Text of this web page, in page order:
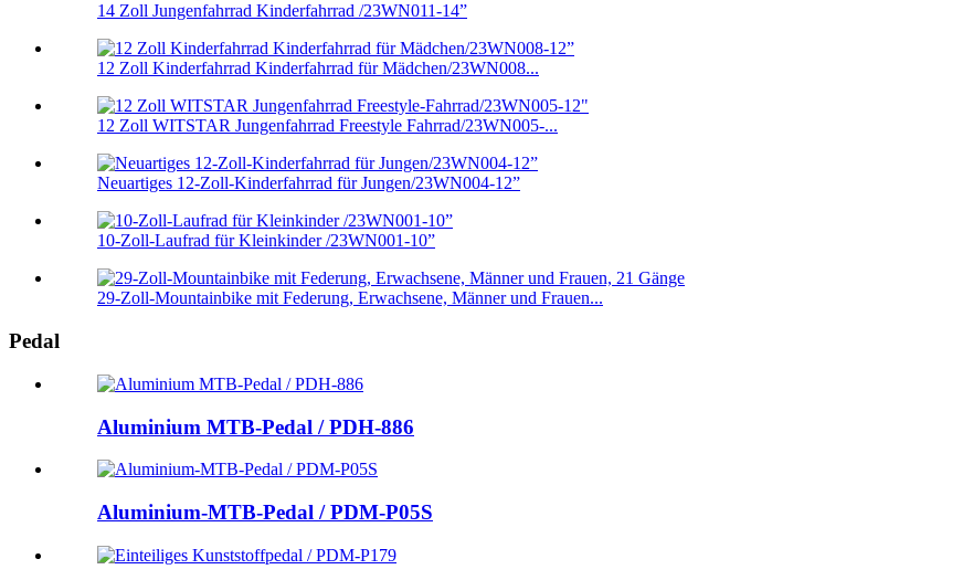
14 Zoll Jungenfahrrad Kinderfahrrad /23WN011-14”
12 Zoll Kinderfahrrad Kinderfahrrad für Mädchen/23WN008...
12 Zoll WITSTAR Jungenfahrrad Freestyle Fahrrad/23WN005-...
Neuartiges 12-Zoll-Kinderfahrrad für Jungen/23WN004-12”
10-Zoll-Laufrad für Kleinkinder /23WN001-10”
29-Zoll-Mountainbike mit Federung, Erwachsene, Männer und Frauen...
Pedal
Aluminium MTB-Pedal / PDH-886
Aluminium-MTB-Pedal / PDM-P05S